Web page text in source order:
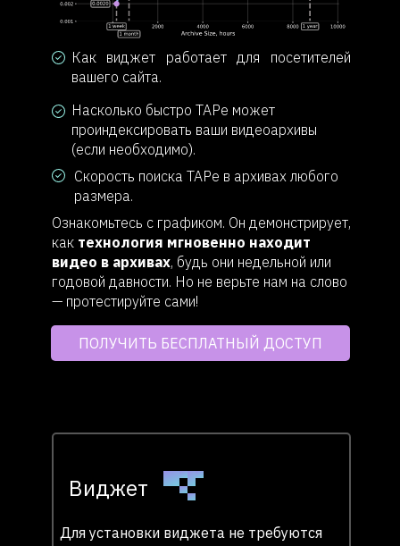
Ознакомьтесь с графиком. Он демонстрирует,
кактехнология мгновенно находит
видео в архивах, будь они недельной или
годовой давности. Но не верьте нам на слово
— протестируйте сами!
Как виджет работает для посетителей
вашего сайта.
Насколько быстро TAPe может
проиндексировать ваши видеоархивы
(если необходимо).
Скорость поиска TAPe в архивах любого
размера.
ПОЛУЧИТЬ БЕСПЛАТНЫЙ ДОСТУП
Для установки виджета не требуются
Виджет